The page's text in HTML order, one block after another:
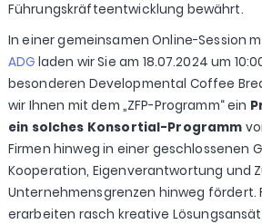
Führungskräfteentwicklung bewährt.
In einer gemeinsamen Online-Session
ADG laden wir Sie am 18.07.2024 um
besonderen Developmental Coffee
wir Ihnen mit dem „ZFP-Programm“ ein
ein solches Konsortial-Programm
Firmen hinweg in einer geschlossenen
Kooperation, Eigenverantwortung und
Unternehmensgrenzen hinweg fördert.
erarbeiten rasch kreative